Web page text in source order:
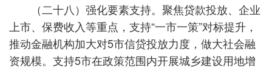
（二十八）强化要素支持。聚焦贷款投放、企业
上市、保费收入等重点，支持“一市一策”对标提升，
推动金融机构加大对5市信贷投放力度，做大社会融
资规模。支持5市在政策范围内开展城乡建设用地增